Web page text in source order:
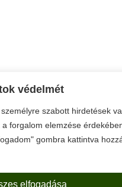
védelmét
szabott hirdetések
forgalom elemzése
gombra kattintva
elfogadása